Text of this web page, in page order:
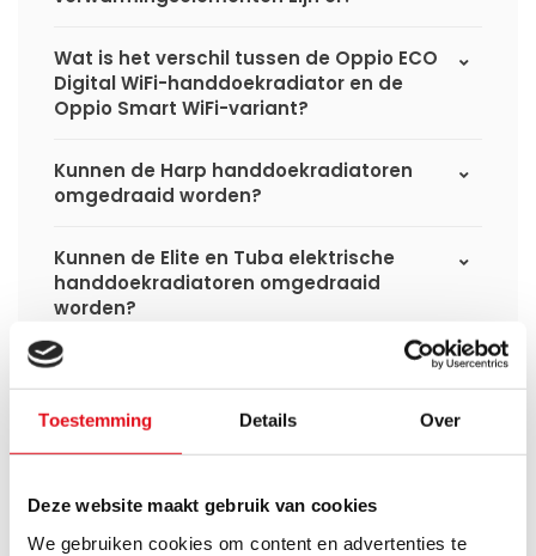
Toestemming Details Over
Deze website maakt gebruik van cookies
We gebruiken cookies om content en advertenties te
Wat is het verschil tussen de Oppio ECO
Digital WiFi-handdoekradiator en de
Oppio Smart WiFi-variant?
Kunnen de Harp handdoekradiatoren
omgedraaid worden?
Kunnen de Elite en Tuba elektrische
handdoekradiatoren omgedraaid
worden?
Wat voor vloeistof zit er in de elektrische
handdoekradiatoren?
Hoe bereken in de benodigde capaciteit
Kan ik de elektrische radiator later ook